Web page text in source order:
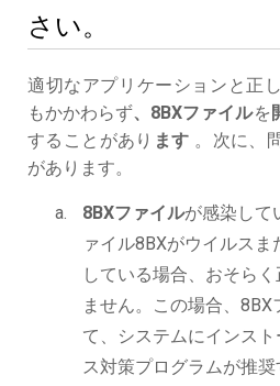
さい。
適切なアプリケーションと正
もかかわらず、8BXファイルを
することがあり ます 。次に、
があります。
8BXファイルが感染して
ァイル8BXがウイルス
している場合、おそら
ません。この場合、
て、システムにインス
ス対策プログラムが推